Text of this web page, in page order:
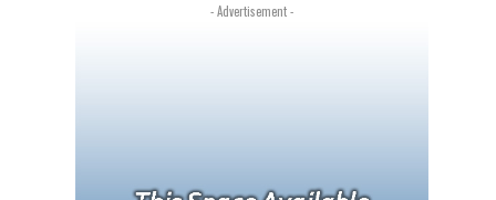
- Advertisement -